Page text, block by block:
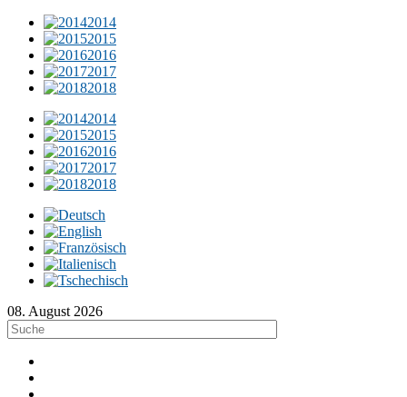
2014
2015
2016
2017
2018
2014
2015
2016
2017
2018
08. August 2026